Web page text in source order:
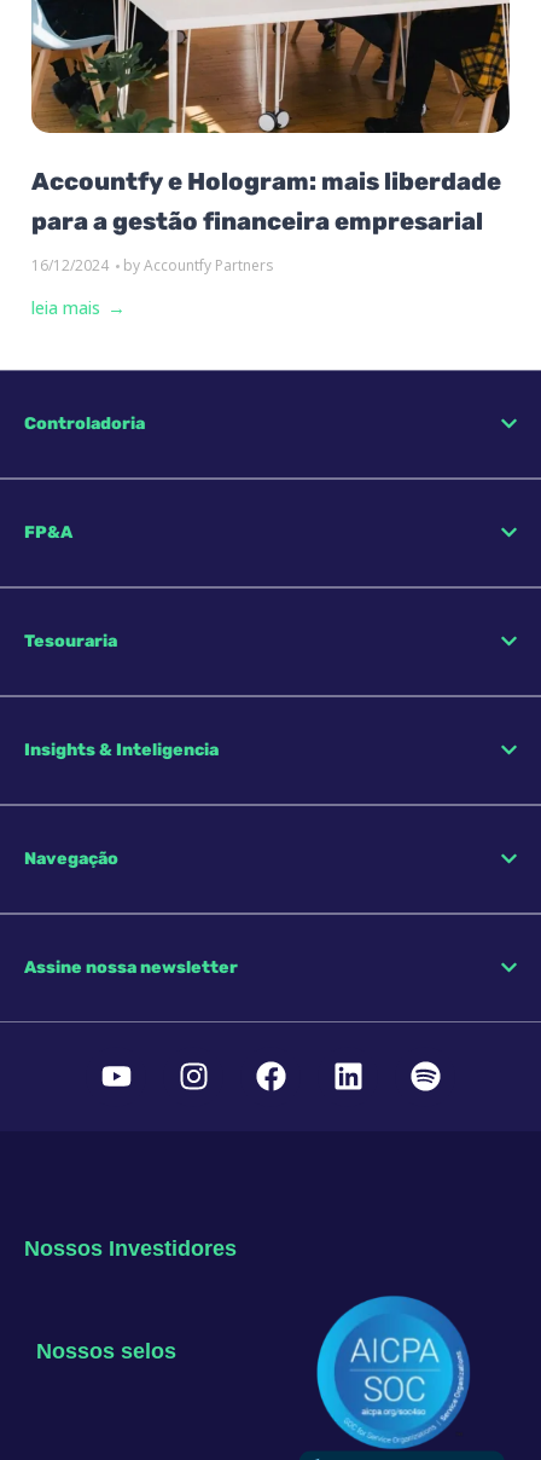
Accountfy e Hologram: mais liberdade
para a gestão financeira empresarial
16/12/2024 byAccountfy Partners
leia mais
Controladoria
FP&A
Tesouraria
Insights & Inteligencia
Navegação
Assine nossa newsletter
Nossos Investidores
Nossos selos